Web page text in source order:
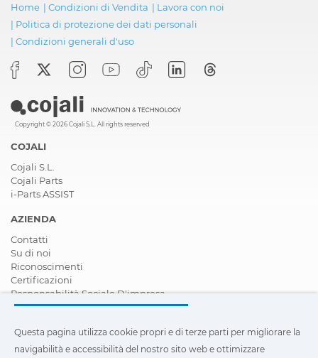
Home | Condizioni di Vendita | Lavora con noi
| Politica di protezione dei dati personali
| Condizioni generali d'uso
Copyright © 2026 Cojali S.L. All rights reserved
COJALI
Cojali S.L.
Cojali Parts
i-Parts ASSIST
AZIENDA
Contatti
Su di noi
Riconoscimenti
Certificazioni
Responsabilità Sociale D'impresa
Diventare rivenditore
Video
FAQ - Domande Frequenti
Questa pagina utilizza cookie propri e di terze parti per migliorare la
navigabilità e accessibilità del nostro sito web e ottimizzare